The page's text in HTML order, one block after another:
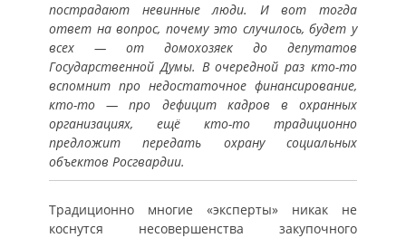
пострадают невинные люди. И вот тогда
ответ на вопрос, почему это случилось, будет у
всех — от домохозяек до депутатов
Государственной Думы. В очередной раз кто-то
вспомнит про недостаточное финансирование,
кто-то — про дефицит кадров в охранных
организациях, ещё кто-то традиционно
предложит передать охрану социальных
объектов Росгвардии.
Традиционно многие «эксперты» никак не
коснутся несовершенства закупочного